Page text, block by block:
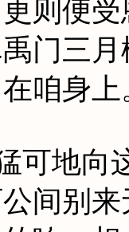
则便
门三
咱身上
地向
间别